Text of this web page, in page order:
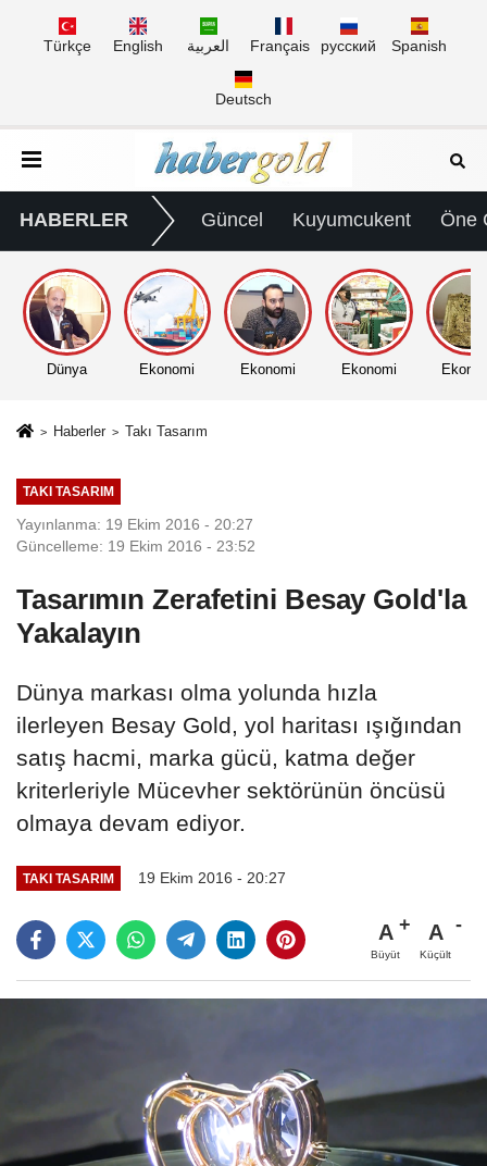
Türkçe English العربية Français русский Spanish
Deutsch
HABERLER Güncel Kuyumcukent Öne
Dünya Ekonomi Ekonomi Ekonomi
Haberler Takı Tasarım
TAKI TASARIM
Yayınlanma: 19 Ekim 2016 - 20:27
Güncelleme: 19 Ekim 2016 - 23:52
Tasarımın Zerafetini Besay Gold'la
Yakalayın
Dünya markası olma yolunda hızla
ilerleyen Besay Gold, yol haritası ışığından
satış hacmi, marka gücü, katma değer
kriterleriyle Mücevher sektörünün öncüsü
olmaya devam ediyor.
TAKI TASARIM 19 Ekim 2016 - 20:27
A
Büyüt
A
Küçült